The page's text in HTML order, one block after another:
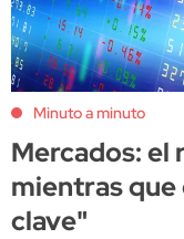
Minuto a minuto
Mercados: el
mientras que
clave"